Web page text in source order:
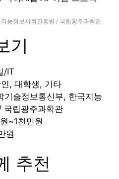
능정보사회진흥원 / 국립광주과학관
기
/IT
, 대학생, 기타
술정보통신부, 한국지능
국립광주과학관
~1천만원
원
추천